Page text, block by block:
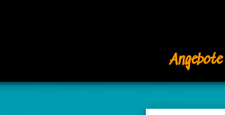
Angebote